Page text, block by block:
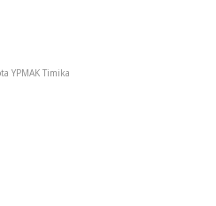
YPMAK Timika